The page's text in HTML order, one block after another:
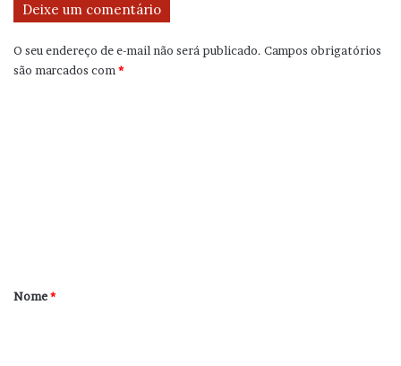
Deixe um comentário
O seu endereço de e-mail não será publicado. Campos obrigatórios
são marcados com*
r
Nome*